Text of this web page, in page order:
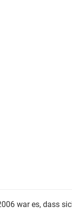
war es, dass